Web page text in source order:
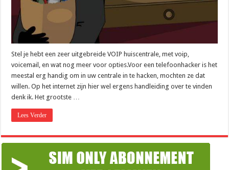
Stel je hebt een zeer uitgebreide VOIP huiscentrale, met voip,
voicemail, en wat nog meer voor opties.Voor een telefoonhacker is het
meestal erg handig om in uw centrale in te hacken, mochten ze dat
willen. Op het internet zijn hier wel ergens handleiding over te vinden
denk ik. Het grootste …
Lees Verder